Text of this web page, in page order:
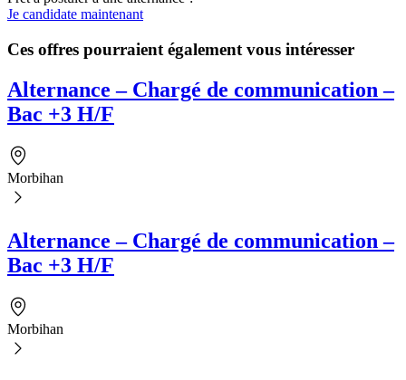
Je candidate maintenant
Ces offres pourraient également vous intéresser
Alternance – Chargé de communication –
Bac +3 H/F
Morbihan
Alternance – Chargé de communication –
Bac +3 H/F
Morbihan